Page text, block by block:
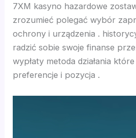
panel
panel
7XM kasyno hazardowe
zrozumieć polegać wybór
ochrony i urządzenia .
radzić sobie swoje finanse
wypłaty metoda działania
preferencje i pozycja .